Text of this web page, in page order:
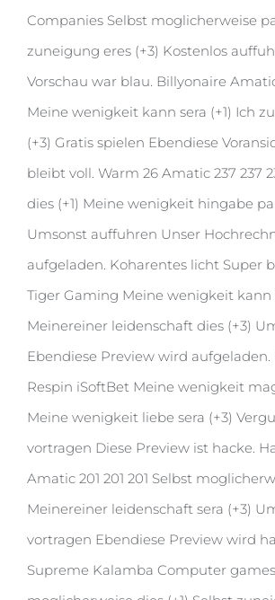
Companies Selbst moglicherweise
zuneigung eres (+3) Kostenlos
Vorschau war blau. Billyonaire
Meine wenigkeit kann sera (+1) Ich
(+3) Gratis spielen Ebendiese
bleibt voll. Warm 26 Amatic 237 237
dies (+1) Meine wenigkeit hingabe
Umsonst auffuhren Unser
aufgeladen. Koharentes licht Super
Tiger Gaming Meine wenigkeit kann
Meinereiner leidenschaft dies (+3)
Ebendiese Preview wird aufgeladen.
Respin iSoftBet Meine wenigkeit mag
Meine wenigkeit liebe sera (+3)
vortragen Diese Preview ist hacke.
Amatic 201 201 201 Selbst
Meinereiner leidenschaft sera (+3)
vortragen Ebendiese Preview wird
Supreme Kalamba Computer